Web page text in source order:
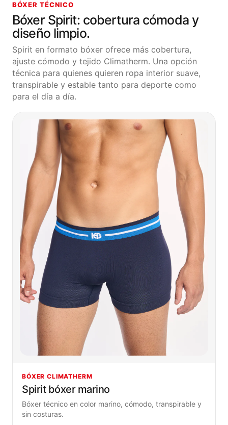
BÓXER TÉCNICO
Bóxer Spirit: cobertura cómoda y
diseño limpio.
Spirit en formato bóxer ofrece más cobertura,
ajuste cómodo y tejido Climatherm. Una opción
técnica para quienes quieren ropa interior suave,
transpirable y estable tanto para deporte como
para el día a día.
BÓXER CLIMATHERM
Spirit bóxer marino
Bóxer técnico en color marino, cómodo, transpirable y
sin costuras.